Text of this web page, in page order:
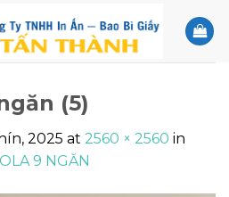
(5)
2025 at 2560 × 2560 in
9 NGĂN